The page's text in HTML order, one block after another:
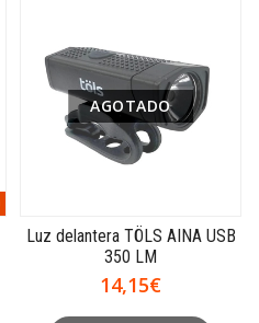
AGOTADO
Luz delantera TÖLS AINA USB
350 LM
14,15€